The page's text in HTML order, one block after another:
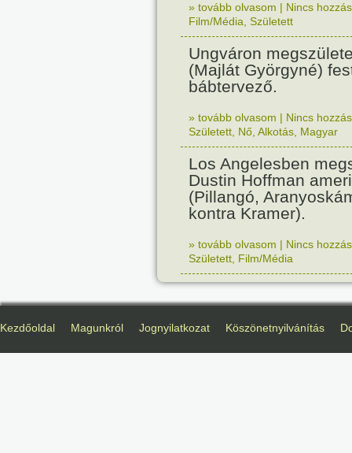
» tovább olvasom | Nincs
Film/Média Született
Ungváron
(Majlát Györgyné)
bábtervező.
» tovább olvasom | Nincs
Született Nő Alkotás Magyar
Los Angelesben
Dustin Hoffman
(Pillangó,
kontra Kramer).
» tovább olvasom | Nincs
Született Film/Média
Kezdőoldal Magunkról Jognyilatkozat Köszönetnyilvánítás